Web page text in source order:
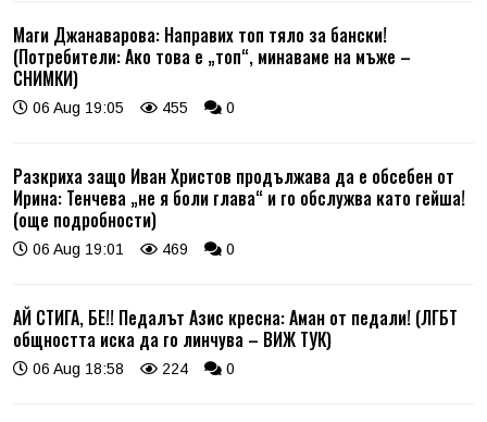
Маги Джанаварова: Направих топ тяло за бански!
(Потребители: Ако това е „топ“, минаваме на мъже –
СНИМКИ)
06 Aug 19:05 455 0
Разкриха защо Иван Христов продължава да е обсебен от
Ирина: Тенчева „не я боли глава“ и го обслужва като гейша!
(още подробности)
06 Aug 19:01 469 0
АЙ СТИГА, БЕ!! Педалът Азис кресна: Аман от педали! (ЛГБТ
общността иска да го линчува – ВИЖ ТУК)
06 Aug 18:58 224 0